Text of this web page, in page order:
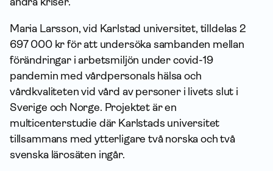
Maria Larsson, vid Karlstad universitet, tilldelas 2
697 000 kr för att undersöka sambanden mellan
förändringar i arbetsmiljön under covid-19
pandemin med vårdpersonals hälsa och
vårdkvaliteten vid vård av personer i livets slut i
Sverige och Norge. Projektet är en
multicenterstudie där Karlstads universitet
tillsammans med ytterligare två norska och två
svenska lärosäten ingår.